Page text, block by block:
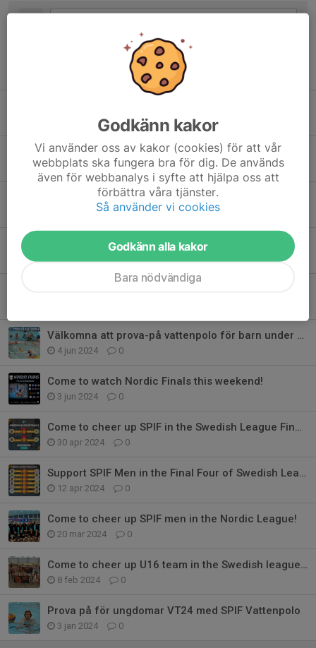
13 jul, 22:26 0
SPIF Vattenpolo blir Hammarby Simidrott
8 jun, 20:38 0
Simma och spela vattenpolo i sommar
19 maj, 00:12 0
8 aug 2024 12
Välkomna att prova-på vattenpolo för barn under 6-8 juni!
4 jun 2024 0
Come to watch Nordic Finals this weekend!
3 jun 2024 0
Come to cheer up SPIF in the Swedish League Finals!
30 apr 2024 0
Support SPIF Men in the Final Four of Swedish League!
12 apr 2024 0
Come to cheer up SPIF men in the Nordic League!
20 mar 2024 0
Come to cheer up U16 team in the Swedish league finals!
8 feb 2024 0
Prova på för ungdomar VT24 med SPIF Vattenpolo
3 jan 2024 0
Godkänn kakor
Vi använder oss av kakor (cookies) för att vår
webbplats ska fungera bra för dig. De används
även för webbanalys i syfte att hjälpa oss att
förbättra våra tjänster.
Så använder vi cookies
Godkänn alla kakor
Bara nödvändiga